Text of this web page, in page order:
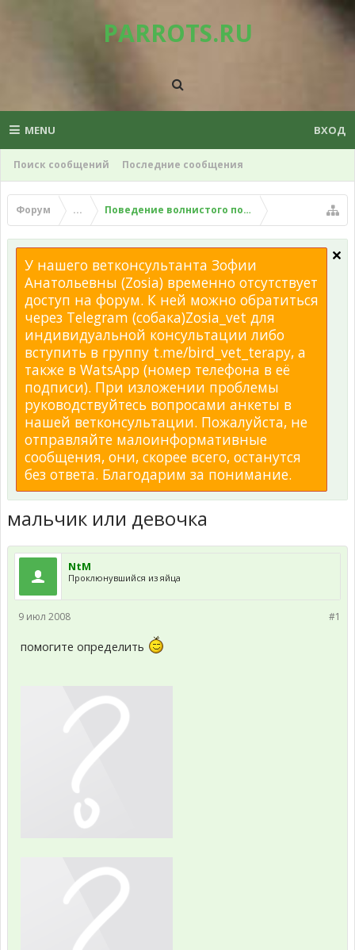
PARROTS.RU
MENU
Поиск сообщений Последние сообщения
ВХОД
Форум ... Поведение волнистого попугая
У нашего ветконсультанта Зофии
Анатольевны (Zosia) временно отсутствует
доступ на форум. К ней можно обратиться
через Telegram (собака)Zosia_vet для
индивидуальной консультации либо
вступить в группу t.me/bird_vet_terapy, а
также в WatsApp (номер телефона в её
подписи). При изложении проблемы
руководствуйтесь вопросами анкеты в
нашей ветконсультации. Пожалуйста, не
отправляйте малоинформативные
сообщения, они, скорее всего, останутся
без ответа. Благодарим за понимание.
мальчик или девочка
NtM
Проклюнувшийся из яйца
#1
9 июл 2008
помогите определить